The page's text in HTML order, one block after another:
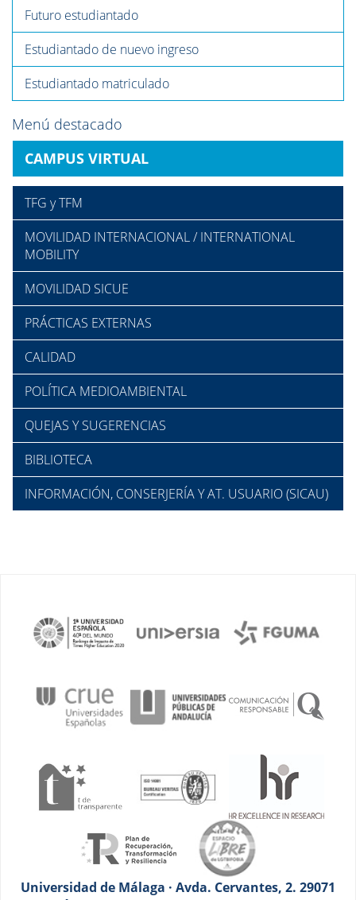
Futuro estudiantado
Estudiantado de nuevo ingreso
Estudiantado matriculado
Menú destacado
CAMPUS VIRTUAL
TFG y TFM
MOVILIDAD INTERNACIONAL / INTERNATIONAL
MOBILITY
MOVILIDAD SICUE
PRÁCTICAS EXTERNAS
CALIDAD
POLÍTICA MEDIOAMBIENTAL
QUEJAS Y SUGERENCIAS
BIBLIOTECA
INFORMACIÓN, CONSERJERÍA Y AT. USUARIO (SICAU)
Universidad de Málaga · Avda. Cervantes, 2. 29071